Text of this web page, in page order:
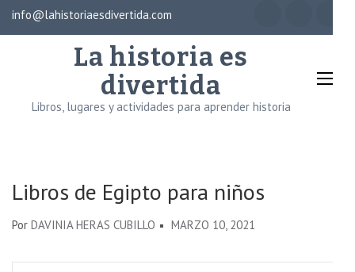
Saltar
al
info@lahistoriaesdivertida.com
La historia es
divertida
Libros, lugares y actividades para aprender historia
Libros de Egipto para niños
Por DAVINIA HERAS CUBILLO MARZO 10, 2021